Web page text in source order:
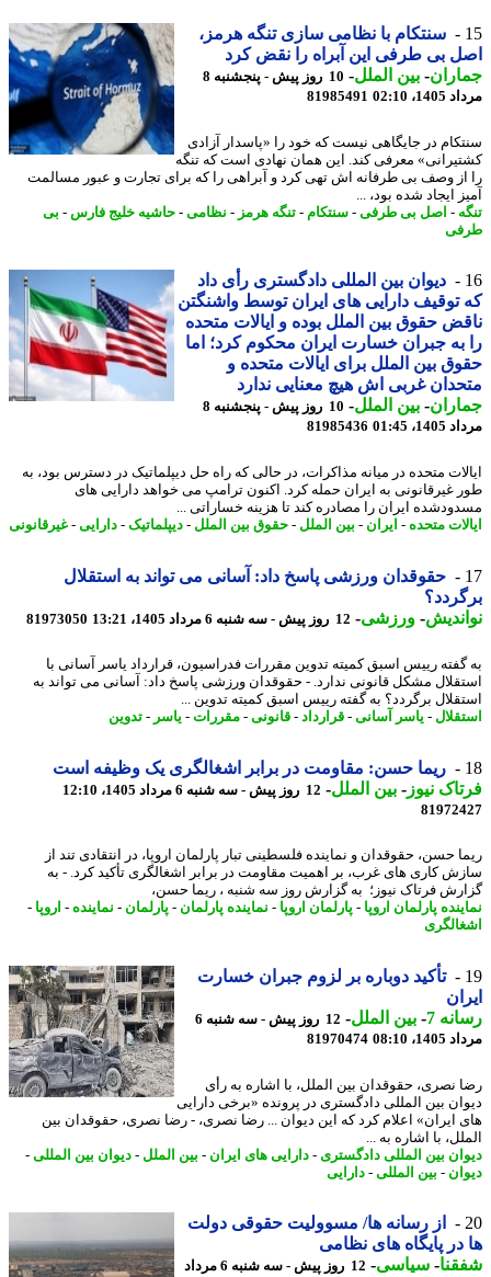
سنتکام با نظامی سازی تنگه هرمز،
بی طرفی این آبراه را نقض کرد
- بین الملل-
10 روز پیش - پنجشنبه 8
02:10
81985491
در جایگاهی نیست که خود را «پاسدار آزادی
معرفی کند. این همان نهادی است که تنگه
وصف بی طرفانه اش تهی کرد و آبراهی را که برای تجارت و عبور مسالمت
ایجاد شده بود، ...
-اصل بی طرفی-سنتکام-تنگه هرمز- نظامی-حاشیه خلیج فارس-بی
دیوان بین المللی دادگستری رأی داد
توقیف دارایی های ایران توسط واشنگتن
حقوق بین الملل بوده و ایالات متحده
به جبران خسارت ایران محکوم کرد؛ اما
بین الملل برای ایالات متحده و
غربی اش هیچ معنایی ندارد
- بین الملل-
10 روز پیش - پنجشنبه 8
01:45
81985436
متحده در میانه مذاکرات، در حالی که راه حل دیپلماتیک در دسترس بود، به
غیرقانونی به ایران حمله کرد. اکنون ترامپ می خواهد دارایی های
ایران را مصادره کند تا هزینه خساراتی ...
متحده-ایران - بین الملل-حقوق بین الملل-دیپلماتیک-دارایی- غیرقانونی
حقوقدان ورزشی پاسخ داد: آسانی می تواند به استقلال
-ورزشی-12 روز پیش - سه شنبه 6 مرداد 1405، 13:21 81973050
رییس اسبق کمیته تدوین مقررات فدراسیون، قرارداد یاسر آسانی با
مشکل قانونی ندارد. - حقوقدان ورزشی پاسخ داد: آسانی می تواند به
برگردد؟ به گفته رییس اسبق کمیته تدوین ...
-یاسر آسانی-قرارداد -قانونی-مقررات - یاسر-تدوین
ریما حسن: مقاومت در برابر اشغالگری یک وظیفه است
نیوز-بین الملل-12 روز پیش - سه شنبه 6 مرداد 1405، 12:10
حسن، حقوقدان و نماینده فلسطینی تبار پارلمان اروپا، در انتقادی تند از
کاری های غرب، بر اهمیت مقاومت در برابر اشغالگری تأکید کرد. - به
فرتاک نیوز؛ به گزارش روز سه شنبه ، ریما حسن،
پارلمان اروپا - پارلمان اروپا - نماینده پارلمان-پارلمان-نماینده-اروپا -
تأکید دوباره بر لزوم جبران خسارت
7
-بین الملل-
12 روز پیش - سه شنبه 6
08:10
81970474
نصری، حقوقدان بین الملل، با اشاره به رأی
بین المللی دادگستری در پرونده «برخی دارایی
ایران» اعلام کرد که این دیوان ... رضا نصری، - رضا نصری، حقوقدان بین
با اشاره به ...
بین المللی دادگستری- دارایی های ایران - بین الملل-دیوان بین المللی-
- بین المللی-دارایی
از رسانه ها/ مسوولیت حقوقی دولت
پایگاه های نظامی
-سیاسی-
12 روز پیش - سه شنبه 6 مرداد